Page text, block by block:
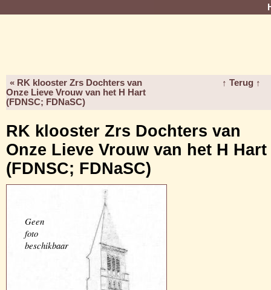
« RK klooster Zrs Dochters van
Onze Lieve Vrouw van het H Hart
(FDNSC; FDNaSC)
↑ Terug ↑
RK klooster Zrs Dochters van
Onze Lieve Vrouw van het H Hart
(FDNSC; FDNaSC)
Geen
foto
beschikbaar